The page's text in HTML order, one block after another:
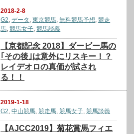
2018-2-8
G2,データ ,東京競馬,無料競馬予想,競走
馬,競馬女子,競馬談義
【京都記念 2018】ダービー馬の
｢その後｣は意外にリスキー！？
レイデオロの真価が試され
る！！
2019-1-18
G2,中山競馬,競走馬,競馬女子,競馬談義
【AJCC2019】菊花賞馬フィエ